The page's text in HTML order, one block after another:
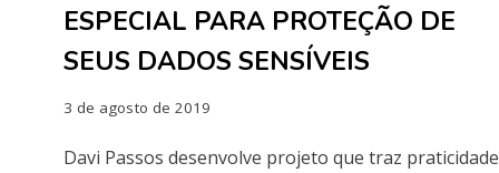
ESPECIAL PARA PROTEÇÃO DE
SEUS DADOS SENSÍVEIS
3 de agosto de 2019
Davi Passos desenvolve projeto que traz praticidade